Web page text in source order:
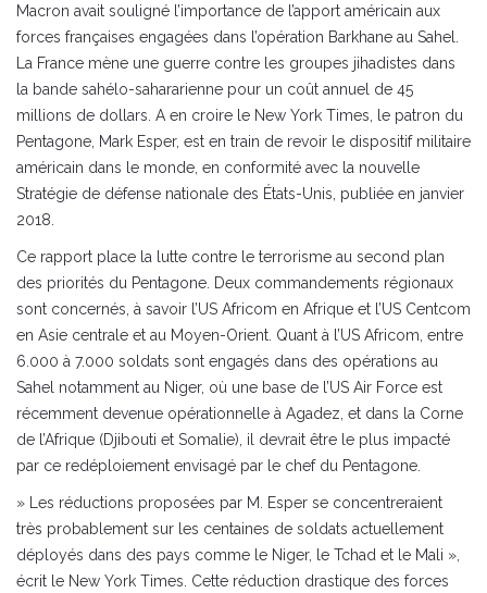
Macron avait souligné l’importance de l’apport américain aux
forces françaises engagées dans l’opération Barkhane au Sahel.
La France mène une guerre contre les groupes jihadistes dans
la bande sahélo-sahararienne pour un coût annuel de 45
millions de dollars. A en croire le New York Times, le patron du
Pentagone, Mark Esper, est en train de revoir le dispositif militaire
américain dans le monde, en conformité avec la nouvelle
Stratégie de défense nationale des États-Unis, publiée en janvier
2018.
Ce rapport place la lutte contre le terrorisme au second plan
des priorités du Pentagone. Deux commandements régionaux
sont concernés, à savoir l’US Africom en Afrique et l’US Centcom
en Asie centrale et au Moyen-Orient. Quant à l’US Africom, entre
6.000 à 7.000 soldats sont engagés dans des opérations au
Sahel notamment au Niger, où une base de l’US Air Force est
récemment devenue opérationnelle à Agadez, et dans la Corne
de l’Afrique (Djibouti et Somalie), il devrait être le plus impacté
par ce redéploiement envisagé par le chef du Pentagone.
» Les réductions proposées par M. Esper se concentreraient
très probablement sur les centaines de soldats actuellement
déployés dans des pays comme le Niger, le Tchad et le Mali »,
écrit le New York Times. Cette réduction drastique des forces